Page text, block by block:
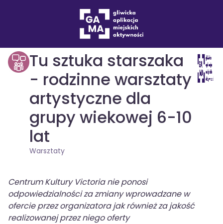
Warsztaty drukuj
Tu sztuka starszaka
- rodzinne warsztaty
artystyczne dla
grupy wiekowej 6-10
lat
Warsztaty
Centrum Kultury Victoria nie ponosi
odpowiedzialności za zmiany wprowadzane w
ofercie przez organizatora jak również za jakość
realizowanej przez niego oferty